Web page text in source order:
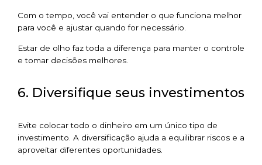
Com o tempo, você vai entender o que funciona melhor
para você e ajustar quando for necessário.
Estar de olho faz toda a diferença para manter o controle
e tomar decisões melhores.
6. Diversifique seus investimentos
Evite colocar todo o dinheiro em um único tipo de
investimento. A diversificação ajuda a equilibrar riscos e a
aproveitar diferentes oportunidades.